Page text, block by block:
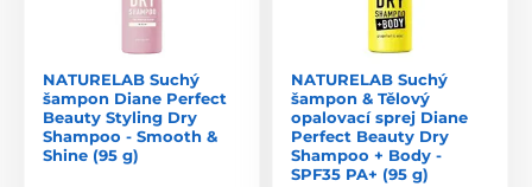
NATURELAB Suchý
šampon Diane Perfect
Beauty Styling Dry
Shampoo - Smooth &
Shine (95 g)
NATURELAB Suchý
šampon & Tělový
opalovací sprej Diane
Perfect Beauty Dry
Shampoo + Body -
SPF35 PA+ (95 g)